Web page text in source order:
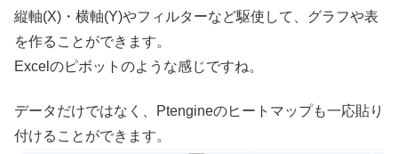
縦軸(X)・横軸(Y)やフィルターなど駆使して、グラフや表
を作ることができます。
Excelのピボットのような感じですね。
データだけではなく、Ptengineのヒートマップも一応貼り
付けることができます。